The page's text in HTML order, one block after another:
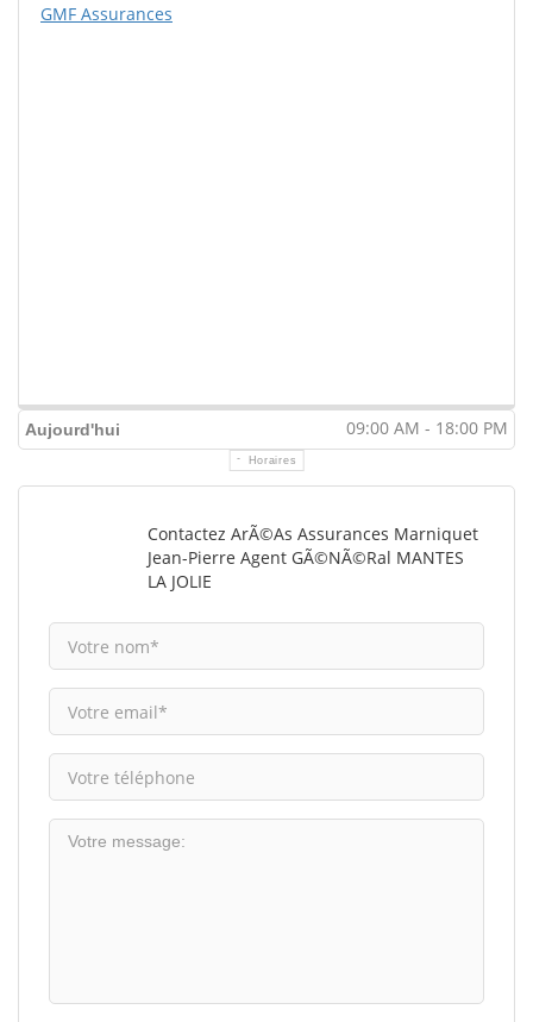
GMF Assurances
Aujourd'hui 09:00 AM - 18:00 PM
Horaires
Contactez ArÃ©as Assurances Marniquet
Jean-Pierre Agent GÃ©nÃ©ral MANTES
LA JOLIE